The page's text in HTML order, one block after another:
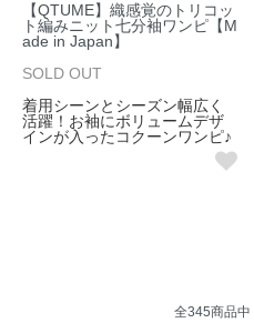
【QTUME】織感覚のトリコッ
ト編みニット七分袖ワンピ【M
ade in Japan】
SOLD OUT
着用シーンとシーズン幅広く
活躍！お袖にボリュームデザ
インが入ったコクーンワンピ♪
全345商品中